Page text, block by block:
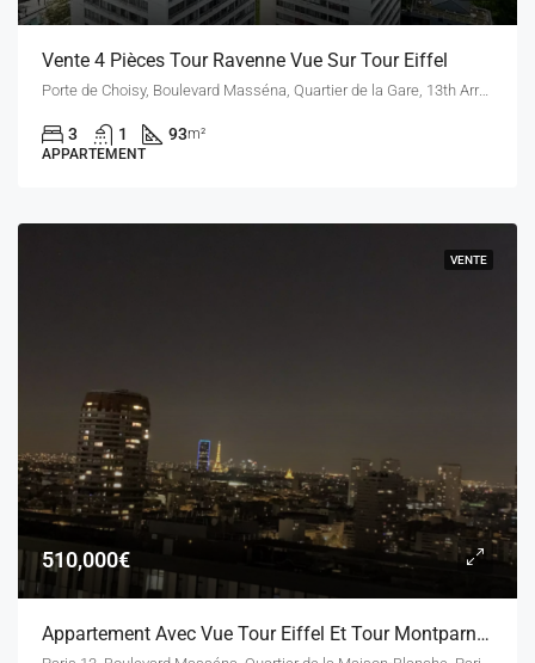
Vente 4 Pièces Tour Ravenne Vue Sur Tour Eiffel
Porte de Choisy, Boulevard Masséna, Quartier de la Gare, 13th Arrondissement, Paris, Ile-de-France, Metropolitan France, 75013, France
3 1 93m²
APPARTEMENT
VENTE
510,000€
Appartement Avec Vue Tour Eiffel Et Tour Montparnasse – 4 Pièces À 75013 Paris – 510 000 €